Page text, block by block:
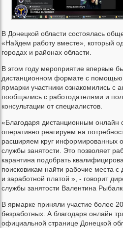
В Донецкой области состоялась
«Найдем работу вместе», который
городах и районах области.
В этом году мероприятие впервые
дистанционном формате с
ярмарки участники ознакомились с
пообщались с работодателями и
консультации от специалистов.
«Благодаря дистанционным
оперативно реагируем на
расширяем круг информированных
службы занятости. Это позволяет
карантина подобрать
поисковикам найти рабочие места
и заработной платой », - говорит
службы занятости Валентина
В ярмарке приняли участие более
безработных. А благодаря онлайн
официальной странице Донецкой